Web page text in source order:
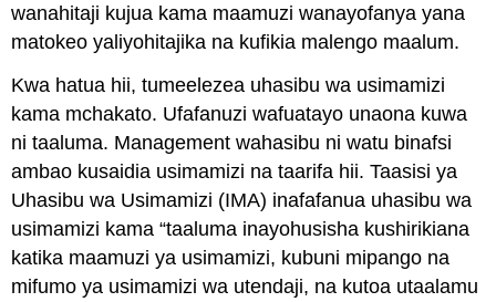
wanahitaji kujua kama maamuzi wanayofanya yana
matokeo yaliyohitajika na kufikia malengo maalum.
Kwa hatua hii, tumeelezea uhasibu wa usimamizi
kama mchakato. Ufafanuzi wafuatayo unaona kuwa
ni taaluma. Management wahasibu ni watu binafsi
ambao kusaidia usimamizi na taarifa hii. Taasisi ya
Uhasibu wa Usimamizi (IMA) inafafanua uhasibu wa
usimamizi kama “taaluma inayohusisha kushirikiana
katika maamuzi ya usimamizi, kubuni mipango na
mifumo ya usimamizi wa utendaji, na kutoa utaalamu